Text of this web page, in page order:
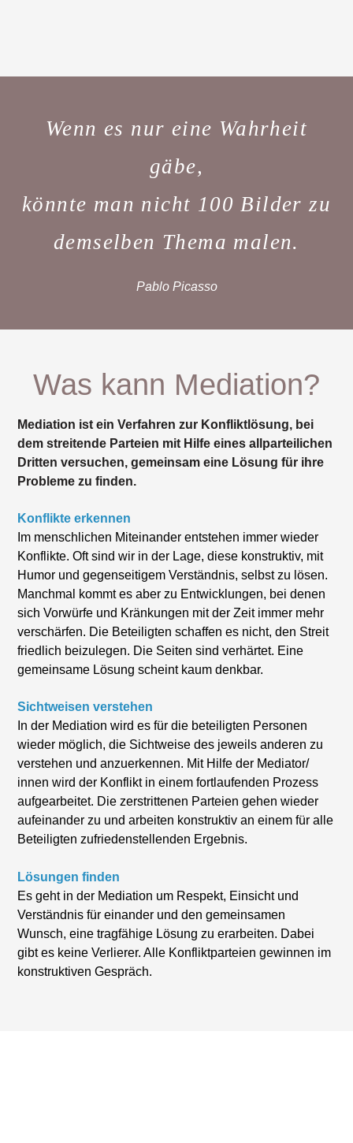
Wenn es nur eine Wahrheit
gäbe,
könnte man nicht 100 Bilder zu
demselben Thema malen.
Pablo Picasso
Was kann Mediation?
Mediation ist ein Verfahren zur Konfliktlösung, bei
dem streitende Parteien mit Hilfe eines allparteilichen
Dritten versuchen, gemeinsam eine Lösung für ihre
Probleme zu finden.
Konflikte erkennen
Im menschlichen Miteinander entstehen immer wieder
Konflikte. Oft sind wir in der Lage, diese konstruktiv, mit
Humor und gegenseitigem Verständnis, selbst zu lösen.
Manchmal kommt es aber zu Entwicklungen, bei denen
sich Vorwürfe und Kränkungen mit der Zeit immer mehr
verschärfen. Die Beteiligten schaffen es nicht, den Streit
friedlich beizulegen. Die Seiten sind verhärtet. Eine
gemeinsame Lösung scheint kaum denkbar.
Sichtweisen verstehen
In der Mediation wird es für die beteiligten Personen
wieder möglich, die Sichtweise des jeweils anderen zu
verstehen und anzuerkennen. Mit Hilfe der Mediator/
innen wird der Konflikt in einem fortlaufenden Prozess
aufgearbeitet. Die zerstrittenen Parteien gehen wieder
aufeinander zu und arbeiten konstruktiv an einem für alle
Beteiligten zufriedenstellenden Ergebnis.
Lösungen finden
Es geht in der Mediation um Respekt, Einsicht und
Verständnis für einander und den gemeinsamen
Wunsch, eine tragfähige Lösung zu erarbeiten. Dabei
gibt es keine Verlierer. Alle Konfliktparteien gewinnen im
konstruktiven Gespräch.